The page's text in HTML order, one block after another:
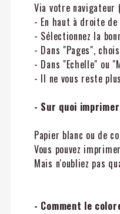
Via votre navigateur
- En haut à droite
- Sélectionnez la
- Dans "Pages",
- Dans "Echelle" ou
- Il ne vous reste
- Sur quoi
Papier blanc ou de
Vous pouvez
Mais n'oubliez pas
- Comment le